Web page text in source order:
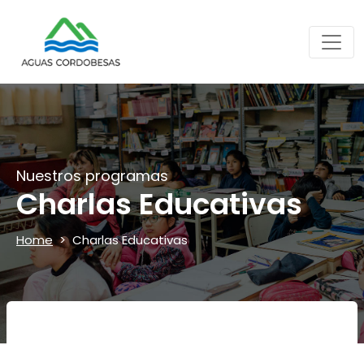
Nuestros programas
Charlas Educativas
Home Charlas Educativas